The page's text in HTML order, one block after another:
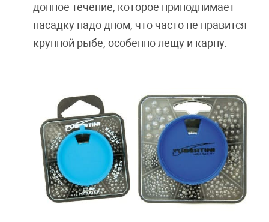
донное течение, которое приподнимает
насадку надо дном, что часто не нравится
крупной рыбе, особенно лещу и карпу.